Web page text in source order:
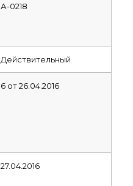
А-0218
Действительный
6 от 26.04.2016
27.04.2016